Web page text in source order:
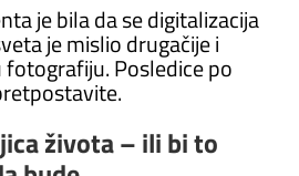
je bila da se digitalizacija
je mislio drugačije i
Posledice po
života – ili bi to